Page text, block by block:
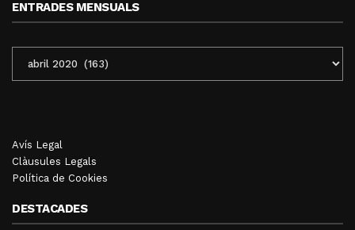
ENTRADES MENSUALS
MENSUALS
Avís Legal
Clàusules Legals
Política de Cookies
DESTACADES